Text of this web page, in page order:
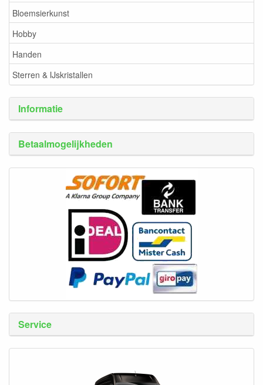
Bloemsierkunst
Hobby
Handen
Sterren & IJskristallen
Informatie
Betaalmogelijkheden
Service